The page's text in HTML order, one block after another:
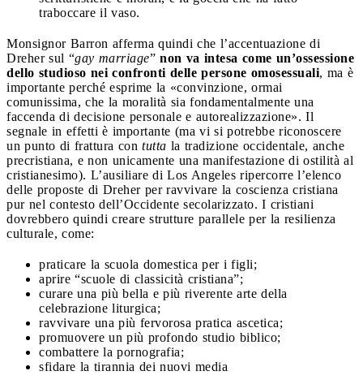
traboccare il vaso.
Monsignor Barron afferma quindi che l’accentuazione di
Dreher sul “gay marriage” non va intesa come un’ossessione
dello studioso nei confronti delle persone omosessuali, ma è
importante perché esprime la «convinzione, ormai
comunissima, che la moralità sia fondamentalmente una
faccenda di decisione personale e autorealizzazione». Il
segnale in effetti è importante (ma vi si potrebbe riconoscere
un punto di frattura con tutta la tradizione occidentale, anche
precristiana, e non unicamente una manifestazione di ostilità al
cristianesimo). L’ausiliare di Los Angeles ripercorre l’elenco
delle proposte di Dreher per ravvivare la coscienza cristiana
pur nel contesto dell’Occidente secolarizzato. I cristiani
dovrebbero quindi creare strutture parallele per la resilienza
culturale, come:
praticare la scuola domestica per i figli;
aprire “scuole di classicità cristiana”;
curare una più bella e più riverente arte della
celebrazione liturgica;
ravvivare una più fervorosa pratica ascetica;
promuovere un più profondo studio biblico;
combattere la pornografia;
sfidare la tirannia dei nuovi media